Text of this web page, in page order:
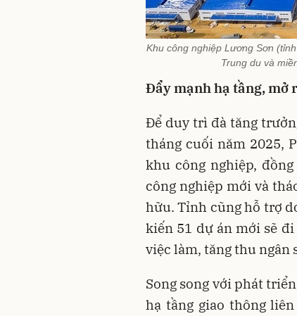
Khu công nghiệp Lương Sơn
Trung du và
Đẩy mạnh hạ tầng, mở
Để duy trì đà tăng
tháng cuối năm 2025,
khu công nghiệp,
công nghiệp mới và
hữu. Tỉnh cũng hỗ trợ
kiến 51 dự án mới sẽ
việc làm, tăng thu ngân
Song song với phát
hạ tầng giao thông